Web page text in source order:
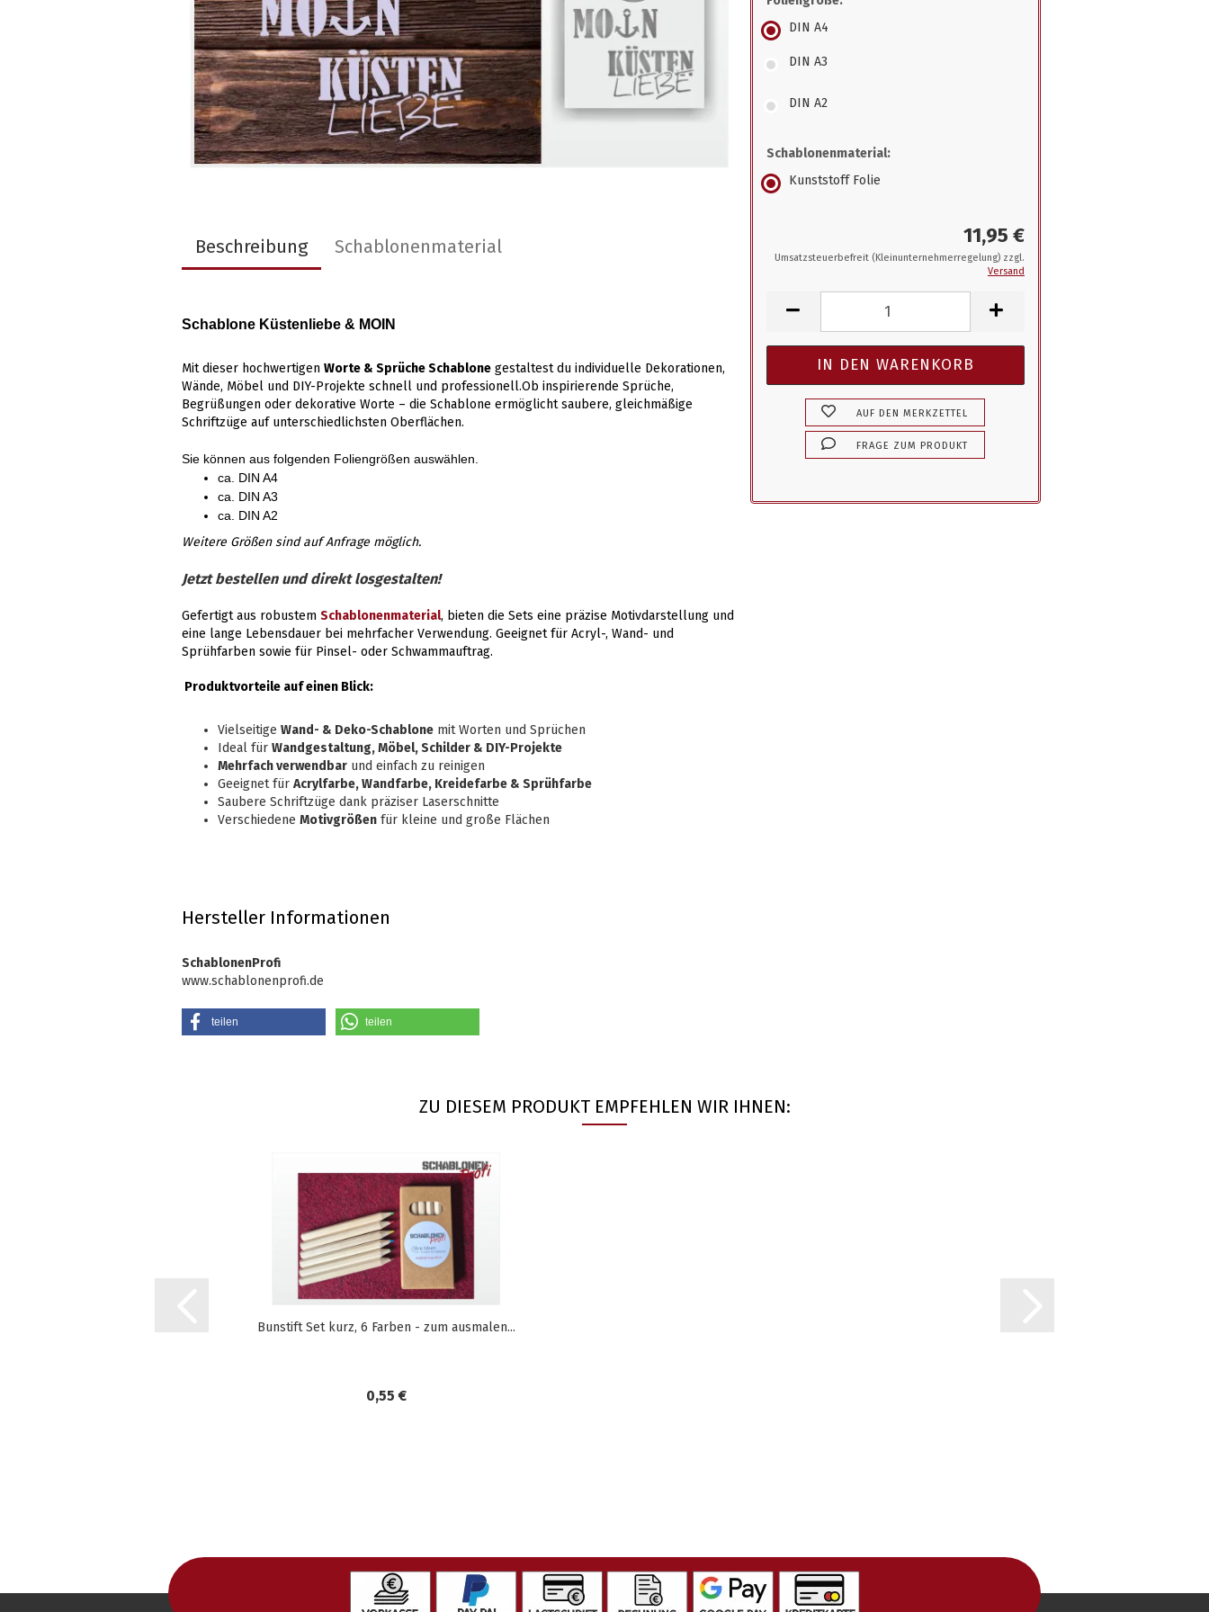
DIN A4
DIN A3
DIN A2
Schablonenmaterial:
Kunststoff Folie
11,95 €
Umsatzsteuerbefreit (Kleinunternehmerregelung) zzgl.
Versand
AUF DEN MERKZETTEL
FRAGE ZUM PRODUKT
Beschreibung Schablonenmaterial
Schablone Küstenliebe & MOIN
Mit dieser hochwertigen Worte & Sprüche Schablone gestaltest du individuelle Dekorationen,
Wände, Möbel und DIY-Projekte schnell und professionell.Ob inspirierende Sprüche,
Begrüßungen oder dekorative Worte – die Schablone ermöglicht saubere, gleichmäßige
Schriftzüge auf unterschiedlichsten Oberflächen.
Sie können aus folgenden Foliengrößen auswählen.
ca. DIN A4
ca. DIN A3
ca. DIN A2
Weitere Größen sind auf Anfrage möglich.
Jetzt bestellen und direkt losgestalten!
Gefertigt aus robustem Schablonenmaterial, bieten die Sets eine präzise Motivdarstellung und
eine lange Lebensdauer bei mehrfacher Verwendung. Geeignet für Acryl-, Wand- und
Sprühfarben sowie für Pinsel- oder Schwammauftrag.
Produktvorteile auf einen Blick:
Vielseitige Wand- & Deko-Schablone mit Worten und Sprüchen
Ideal für Wandgestaltung, Möbel, Schilder & DIY-Projekte
Mehrfach verwendbar und einfach zu reinigen
Geeignet für Acrylfarbe, Wandfarbe, Kreidefarbe & Sprühfarbe
Saubere Schriftzüge dank präziser Laserschnitte
Verschiedene Motivgrößen für kleine und große Flächen
Hersteller Informationen
SchablonenProfi
www.schablonenprofi.de
teilen teilen
ZU DIESEM PRODUKT EMPFEHLEN WIR IHNEN:
Bunstift Set kurz, 6 Farben - zum ausmalen...
0,55 €